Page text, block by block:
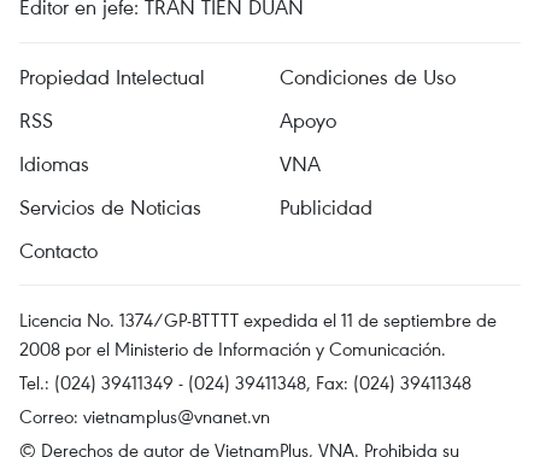
Editor en jefe: TRAN TIEN DUAN
Propiedad Intelectual
Condiciones de Uso
RSS
Apoyo
Idiomas
VNA
Servicios de Noticias
Publicidad
Contacto
Licencia No. 1374/GP-BTTTT expedida el 11 de septiembre de
2008 por el Ministerio de Información y Comunicación.
Tel.: (024) 39411349 - (024) 39411348, Fax: (024) 39411348
Correo: vietnamplus@vnanet.vn
© Derechos de autor de VietnamPlus, VNA. Prohibida su